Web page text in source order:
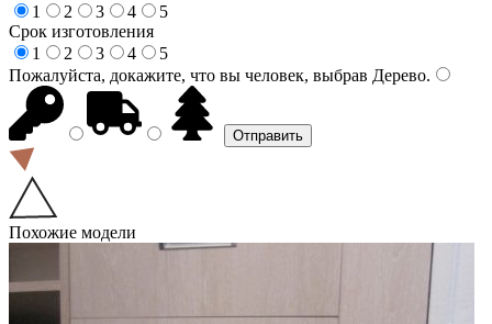
1
2 3 4
5
Срок изготовления
1
2 3 4
5
Пожалуйста, докажите, что вы человек, выбрав Дерево.
Похожие модели